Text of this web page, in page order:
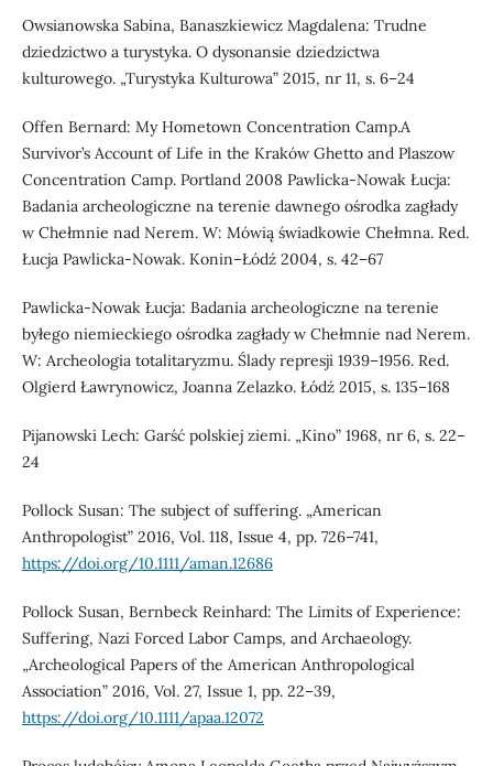
Owsianowska Sabina, Banaszkiewicz Magdalena: Trudne
dziedzictwo a turystyka. O dysonansie dziedzictwa
kulturowego. „Turystyka Kulturowa” 2015, nr 11, s. 6–24
Offen Bernard: My Hometown Concentration Camp.A
Survivor’s Account of Life in the Kraków Ghetto and Plaszow
Concentration Camp. Portland 2008 Pawlicka-Nowak Łucja:
Badania archeologiczne na terenie dawnego ośrodka zagłady
w Chełmnie nad Nerem. W: Mówią świadkowie Chełmna. Red.
Łucja Pawlicka-Nowak. Konin–Łódź 2004, s. 42–67
Pawlicka-Nowak Łucja: Badania archeologiczne na terenie
byłego niemieckiego ośrodka zagłady w Chełmnie nad Nerem.
W: Archeologia totalitaryzmu. Ślady represji 1939–1956. Red.
Olgierd Ławrynowicz, Joanna Zelazko. Łódź 2015, s. 135–168
Pijanowski Lech: Garść polskiej ziemi. „Kino” 1968, nr 6, s. 22–
24
Pollock Susan: The subject of suffering. „American
Anthropologist” 2016, Vol. 118, Issue 4, pp. 726–741,
https://doi.org/10.1111/aman.12686
Pollock Susan, Bernbeck Reinhard: The Limits of Experience:
Suffering, Nazi Forced Labor Camps, and Archaeology.
„Archeological Papers of the American Anthropological
Association” 2016, Vol. 27, Issue 1, pp. 22–39,
https://doi.org/10.1111/apaa.12072